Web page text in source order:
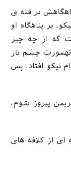
بر قله ی
بر پناهگاه او
که از چه چیز
چشم باز
نیکو افتاد. پس
پیروز شوم،
ای از کلافه های